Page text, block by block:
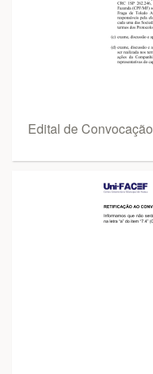
Edital de Convocação